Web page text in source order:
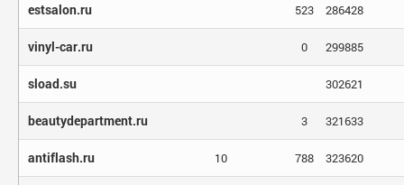
estsalon.ru 523 286428
vinyl-car.ru 0 299885
sload.su 302621
beautydepartment.ru 3 321633
antiflash.ru 10 788 323620